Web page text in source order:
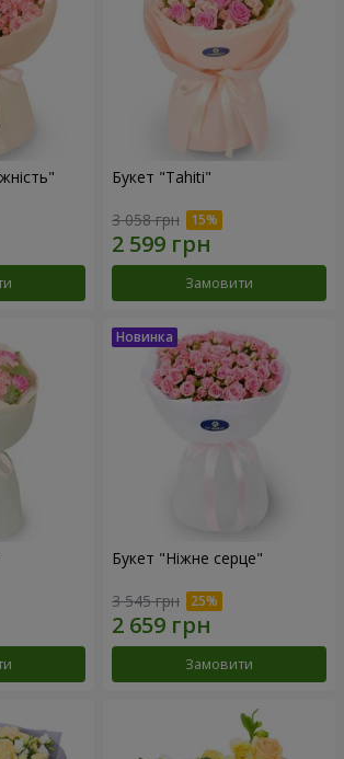
Букет "Tahiti"
3 058 грн
Замовити
Букет "Ніжне серце"
3 545 грн
Замовити